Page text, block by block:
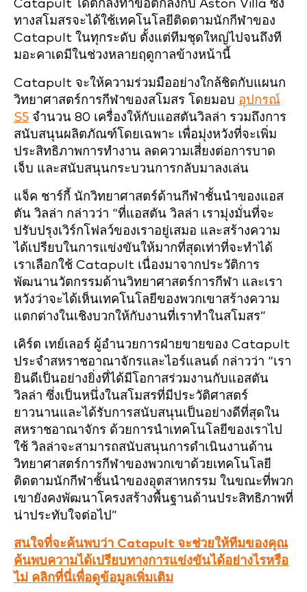
Catapult ได้ตกลงทำข้อตกลงกับ Aston Villa ซึ่ง
ทางสโมสรจะได้ใช้เทคโนโลยีติดตามนักกีฬาของ
Catapult ในทุกระดับ ตั้งแต่ทีมชุดใหญ่ไปจนถึงที
มอะคาเดมีในช่วงหลายฤดูกาลข้างหน้านี้
Catapult จะให้ความร่วมมืออย่างใกล้ชิดกับแผนก
วิทยาศาสตร์การกีฬาของสโมสร โดยมอบ อุปกรณ์
S5 จำนวน 80 เครื่องให้กับแอสตันวิลล่า รวมถึงการ
สนับสนุนผลิตภัณฑ์โดยเฉพาะ เพื่อมุ่งหวังที่จะเพิ่ม
ประสิทธิภาพการทำงาน ลดความเสี่ยงต่อการบาด
เจ็บ และสนับสนุนกระบวนการกลับมาลงเล่น
แจ็ค ชาร์กี้ นักวิทยาศาสตร์ด้านกีฬาชั้นนำของแอส
ตัน วิลล่า กล่าวว่า “ที่แอสตัน วิลล่า เรามุ่งมั่นที่จะ
ปรับปรุงเวิร์กโฟลว์ของเราอยู่เสมอ และสร้างความ
ได้เปรียบในการแข่งขันให้มากที่สุดเท่าที่จะทำได้
เราเลือกใช้ Catapult เนื่องมาจากประวัติการ
พัฒนานวัตกรรมด้านวิทยาศาสตร์การกีฬา และเรา
หวังว่าจะได้เห็นเทคโนโลยีของพวกเขาสร้างความ
แตกต่างในเชิงบวกให้กับงานที่เราทำในสโมสร”
เคิร์ต เทย์เลอร์ ผู้อำนวยการฝ่ายขายของ Catapult
ประจำสหราชอาณาจักรและไอร์แลนด์ กล่าวว่า “เรา
ยินดีเป็นอย่างยิ่งที่ได้มีโอกาสร่วมงานกับแอสตัน
วิลล่า ซึ่งเป็นหนึ่งในสโมสรที่มีประวัติศาสตร์
ยาวนานและได้รับการสนับสนุนเป็นอย่างดีที่สุดใน
สหราชอาณาจักร ด้วยการนำเทคโนโลยีของเราไป
ใช้ วิลล่าจะสามารถสนับสนุนการดำเนินงานด้าน
วิทยาศาสตร์การกีฬาของพวกเขาด้วยเทคโนโลยี
ติดตามนักกีฬาชั้นนำของอุตสาหกรรม ในขณะที่พวก
เขายังคงพัฒนาโครงสร้างพื้นฐานด้านประสิทธิภาพที่
น่าประทับใจต่อไป”
สนใจที่จะค้นพบว่า Catapult จะช่วยให้ทีมของคุณ
ค้นพบความได้เปรียบทางการแข่งขันได้อย่างไรหรือ
ไม่ คลิกที่นี่เพื่อดูข้อมูลเพิ่มเติม